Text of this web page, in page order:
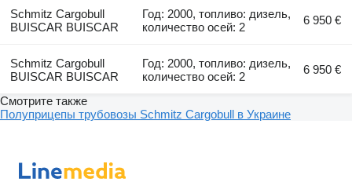
Schmitz Cargobull
BUISCAR BUISCAR
Год: 2000, топливо: дизель,
количество осей: 2
6 950 €
Schmitz Cargobull
BUISCAR BUISCAR
Год: 2000, топливо: дизель,
количество осей: 2
6 950 €
Смотрите также
Полуприцепы трубовозы Schmitz Cargobull в Украине